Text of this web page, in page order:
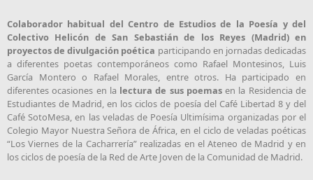
Colaborador habitual del Centro de Estudios de la Poesía y del
Colectivo Helicón de San Sebastián de los Reyes (Madrid) en
proyectos de divulgación poética participando en jornadas dedicadas
a diferentes poetas contemporáneos como Rafael Montesinos, Luis
García Montero o Rafael Morales, entre otros. Ha participado en
diferentes ocasiones en la lectura de sus poemasen la Residencia de
Estudiantes de Madrid, en los ciclos de poesía del Café Libertad 8 y del
Café SotoMesa, en las veladas de Poesía Ultimísima organizadas por el
Colegio Mayor Nuestra Señora de África, en el ciclo de veladas poéticas
“Los Viernes de la Cacharrería” realizadas en el Ateneo de Madrid y en
los ciclos de poesía de la Red de Arte Joven de la Comunidad de Madrid.